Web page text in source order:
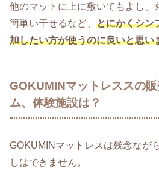
他のマットに上に敷いてもよし、
簡単い干せるなど、 とにかくシン
加したい方が使うのに良いと思い
GOKUMINマットレススの
ム、体験施設は？
GOKUMINマットレスは残念なが
しはできません。